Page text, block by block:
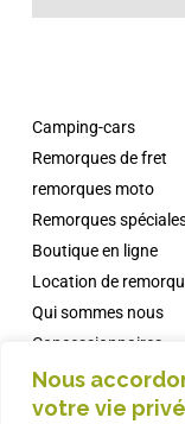
Nous
votre vie
Qui sommes nous
Concessionnaires
Campings avec
informations
Camping-cars
Remorques de fret
remorques moto
Remorques
Boutique en ligne
Location de